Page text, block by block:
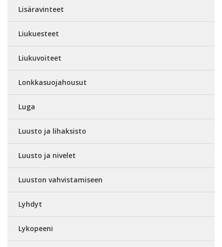
Lisäravinteet
Liukuesteet
Liukuvoiteet
Lonkkasuojahousut
Luga
Luusto ja lihaksisto
Luusto ja nivelet
Luuston vahvistamiseen
Lyhdyt
Lykopeeni